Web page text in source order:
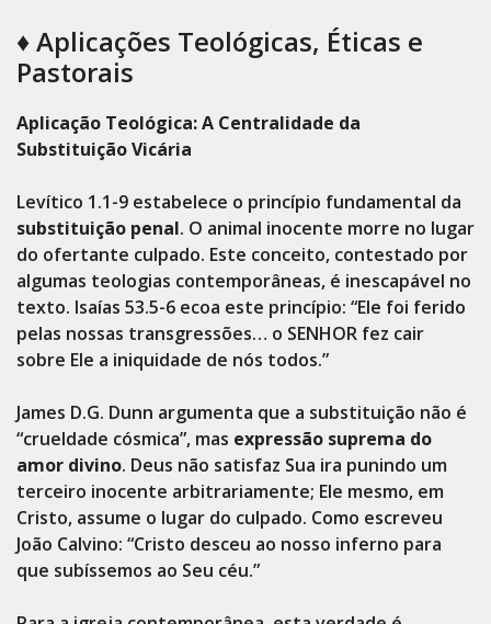
♦️ Aplicações Teológicas, Éticas e
Pastorais
Aplicação Teológica: A Centralidade da
Substituição Vicária
Levítico 1.1-9 estabelece o princípio fundamental da
substituição penal. O animal inocente morre no lugar
do ofertante culpado. Este conceito, contestado por
algumas teologias contemporâneas, é inescapável no
texto. Isaías 53.5-6 ecoa este princípio: “Ele foi ferido
pelas nossas transgressões… o SENHOR fez cair
sobre Ele a iniquidade de nós todos.”
James D.G. Dunn argumenta que a substituição não é
“crueldade cósmica”, mas expressão suprema do
amor divino. Deus não satisfaz Sua ira punindo um
terceiro inocente arbitrariamente; Ele mesmo, em
Cristo, assume o lugar do culpado. Como escreveu
João Calvino: “Cristo desceu ao nosso inferno para
que subíssemos ao Seu céu.”